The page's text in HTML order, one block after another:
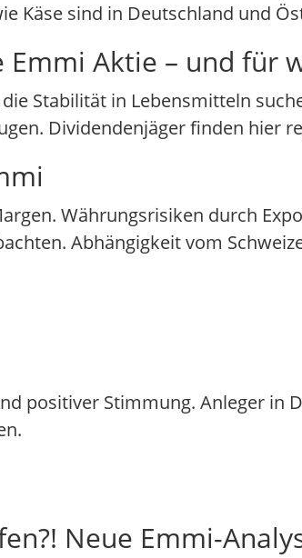
Käse sind in Deutschland und
Aktie – und für
Stabilität in Lebensmitteln
Dividendenjäger finden hier
Währungsrisiken durch
Abhängigkeit vom
positiver Stimmung. Anleger in
Neue Emmi-